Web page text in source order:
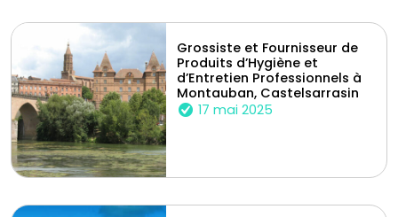
Grossiste et Fournisseur de
Produits d’Hygiène et
d’Entretien Professionnels à
Montauban, Castelsarrasin
17 mai 2025